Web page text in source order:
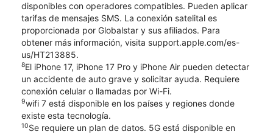
disponibles con operadores compatibles. Pueden aplicar
tarifas de mensajes SMS. La conexión satelital es
proporcionada por Globalstar y sus afiliados. Para
obtener más información, visita support.apple.com/es-
us/HT213885.
8El iPhone 17, iPhone 17 Pro y iPhone Air pueden detectar
un accidente de auto grave y solicitar ayuda. Requiere
conexión celular o llamadas por Wi-Fi.
9wifi 7 está disponible en los países y regiones donde
existe esta tecnología.
10Se requiere un plan de datos. 5G está disponible en